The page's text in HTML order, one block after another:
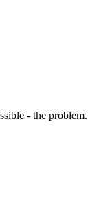
- the problem.